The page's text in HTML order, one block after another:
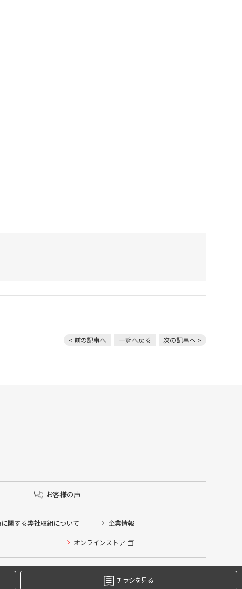
< 前の記事へ 一覧へ戻る 次の記事へ >
お客様の声
関する弊社取組について 企業情報
オンラインストア
チラシを見る